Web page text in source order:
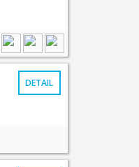
DETAIL